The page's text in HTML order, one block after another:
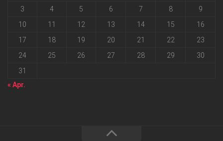
3
4 5 6 7 8
9
10
11 12 13 14 15
16
17
18 19 20 21 22
23
24
25 26 27 28 29
30
31
« Apr.